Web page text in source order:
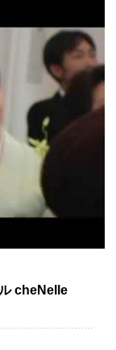
cheNelle